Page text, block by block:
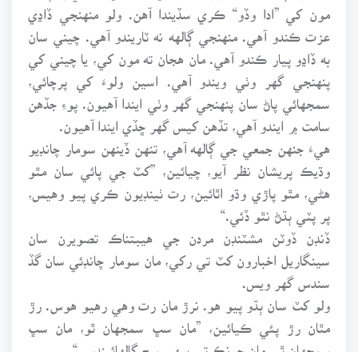
مون کي ”ادا وڏو“ ڪري سڏيندا آهن. ولو منهنجي ڏاڍي
عزت ڪندو آهي. منهنجي ڳالهه نه ٽاريندو آهي. چيني سان
به ڏاڍو پيار ڪندو آهي. مان هجان ته مون کي، يا چيني کي
پنهنجي گهر وٺي ويندو آهي. اسين ولوءَ کي پرچائي،
سمجهائي پاڻ سان پنهنجي گهر وٺي ايندا آهيون. پوءِ جڏهن
سامت ۾ ايندو آهي، تڏهن کيس گهر ڇڏي ايندا آهيون.
هيءَ جنهن جمعي جي ڳالهه آهي، تنهن ڏينهن سومار چانڊيو
وڌيڪ پريشان نظر آيو، چيائين، ”کٽ جي پائي سان مٿو
هڻي، مٿو پاڙي وڌو اٿائين، رت ٺينڊيون ڪري پيو وهيس،
پر پٽي ٻڌڻ نٿو ڏئي.“
ڏنڊن ڏوٽن مشٽنڊن مردن جي هيبتناڪ تصويرن سان
سينگاريل اخبارون کٽ تي رکي، مان سومار چانڊئي سان گڏ
سندس گهر ويس.
ولو کٽ سان ٻڌو پيو هو. نرڙ مان رت وهي رهيو هوس. رڙ
مٿان رڙ پئي ڪيائين، ”مان سڀ سمجهان ٿو، مان سڀ
سمجهان ٿو. مان چونڪ تي بيهي سچ ڳالهائيندس.“